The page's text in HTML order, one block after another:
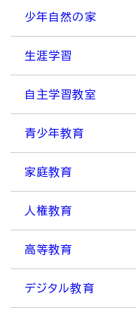
少年自然の家
生涯学習
自主学習教室
青少年教育
家庭教育
人権教育
高等教育
デジタル教育